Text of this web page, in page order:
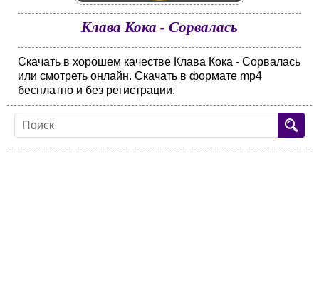
Клава Кока - Сорвалась
Скачать в хорошем качестве Клава Кока - Сорвалась
или смотреть онлайн. Скачать в формате mp4
бесплатно и без регистрации.